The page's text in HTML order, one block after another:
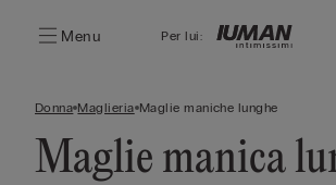
Menu Per lui:
Donna Maglieria Maglie maniche lunghe
Maglie manica